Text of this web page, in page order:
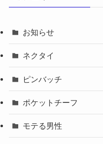
お知らせ
ネクタイ
ピンバッチ
ポケットチーフ
モテる男性